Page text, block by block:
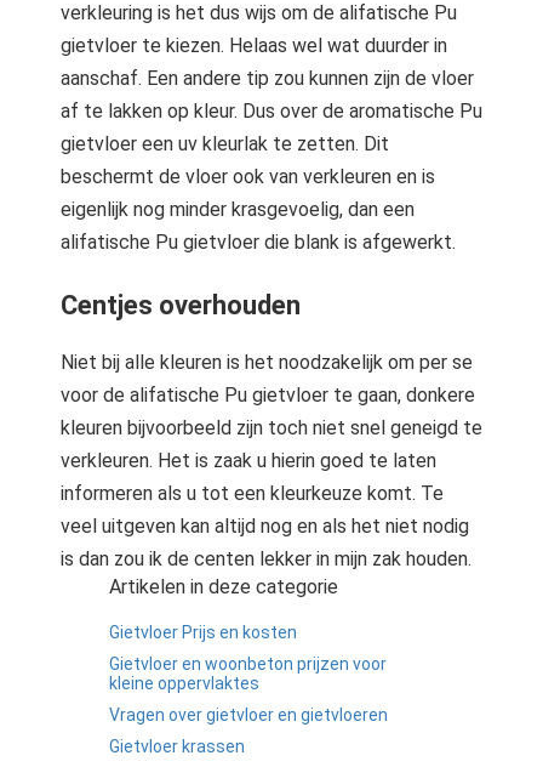
verkleuring is het dus wijs om de alifatische Pu
gietvloer te kiezen. Helaas wel wat duurder in
aanschaf. Een andere tip zou kunnen zijn de vloer
af te lakken op kleur. Dus over de aromatische Pu
gietvloer een uv kleurlak te zetten. Dit
beschermt de vloer ook van verkleuren en is
eigenlijk nog minder krasgevoelig, dan een
alifatische Pu gietvloer die blank is afgewerkt.
Centjes overhouden
Niet bij alle kleuren is het noodzakelijk om per se
voor de alifatische Pu gietvloer te gaan, donkere
kleuren bijvoorbeeld zijn toch niet snel geneigd te
verkleuren. Het is zaak u hierin goed te laten
informeren als u tot een kleurkeuze komt. Te
veel uitgeven kan altijd nog en als het niet nodig
is dan zou ik de centen lekker in mijn zak houden.
Artikelen in deze categorie
Gietvloer Prijs en kosten
Gietvloer en woonbeton prijzen voor
kleine oppervlaktes
Vragen over gietvloer en gietvloeren
Gietvloer krassen